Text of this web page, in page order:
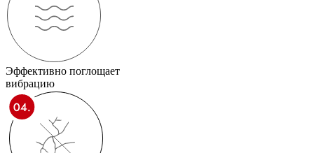
Эффективно поглощает
вибрацию